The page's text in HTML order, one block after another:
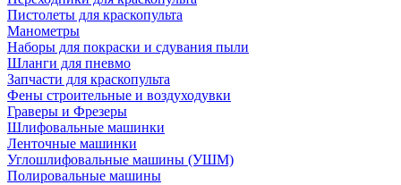
Пистолеты для краскопульта
Манометры
Наборы для покраски и сдувания пыли
Шланги для пневмо
Запчасти для краскопульта
Фены строительные и воздуходувки
Граверы и Фрезеры
Шлифовальные машинки
Ленточные машинки
Углошлифовальные машины (УШМ)
Полировальные машины